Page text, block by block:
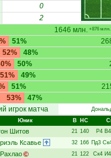
0
2
1646 млн. +876 млн.
51%
52%
48%
50%
51%
49%
51%
53%
47%
игрок матча
Юник В НC
Шитов 21 140 Р4 В4
Ксавье 32 166 Пд3
21 122 Ск4 И4